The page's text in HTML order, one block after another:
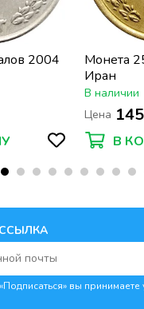
2004
Монета
Иран
В наличии
Цена
В
вы принимаете